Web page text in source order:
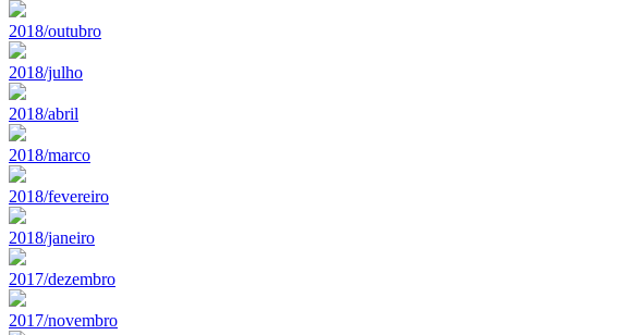
2018/outubro
2018/julho
2018/abril
2018/marco
2018/fevereiro
2018/janeiro
2017/dezembro
2017/novembro